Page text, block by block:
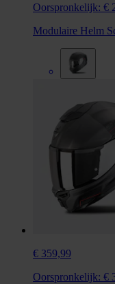
Oorspronkelijk: €
Modulaire Helm
€ 359,99
Oorspronkelijk: €